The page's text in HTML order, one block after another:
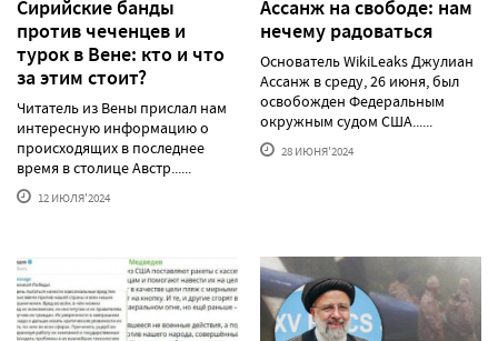
Сирийские банды
против чеченцев и
турок в Вене: кто и что
за этим стоит?
Читатель из Вены прислал нам
интересную информацию о
происходящих в последнее
время в столице Австр......
12 ИЮЛЯ'2024
Ассанж на свободе: нам
нечему радоваться
Основатель WikiLeaks Джулиан
Ассанж в среду, 26 июня, был
освобожден Федеральным
окружным судом США......
28 ИЮНЯ'2024